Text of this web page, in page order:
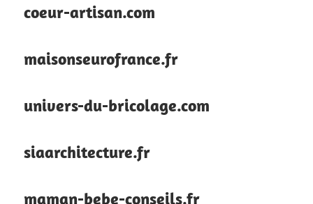
coeur-artisan.com
maisonseurofrance.fr
univers-du-bricolage.com
siaarchitecture.fr
maman-bebe-conseils.fr